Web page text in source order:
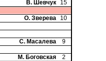
В. Шевчук
15
О. Зверева
10
С. Масалева
9
М. Боговская
2